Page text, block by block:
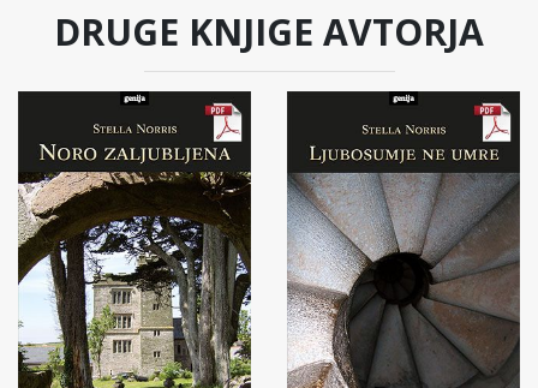
DRUGE KNJIGE AVTORJA